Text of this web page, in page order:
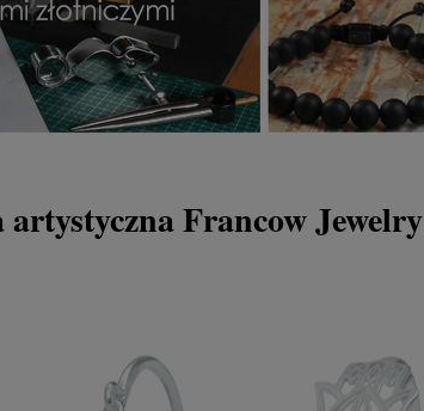
Francow Jewelry